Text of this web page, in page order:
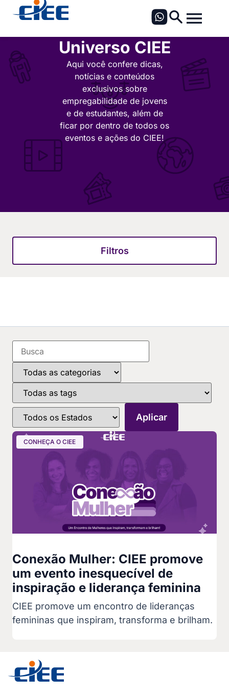
Universo CIEE
Aqui você confere dicas,
notícias e conteúdos
exclusivos sobre
empregabilidade de jovens
e de estudantes, além de
ficar por dentro de todos os
eventos e ações do CIEE!
Filtros
CONHEÇA O CIEE
Conexão Mulher: CIEE promove
um evento inesquecível de
inspiração e liderança feminina
CIEE promove um encontro de lideranças
femininas que inspiram, transforma e brilham.